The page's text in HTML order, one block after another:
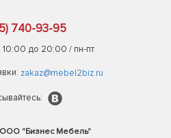
740-93-95
10:00 до 20:00 / пн-пт
zakaz@mebel2biz.ru
"Бизнес Мебель"